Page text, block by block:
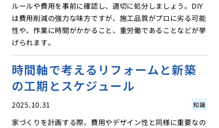
ルールや費用を事前に確認し、適切に処分しましょう。DIY
は費用削減の強力な味方ですが、施工品質がプロに劣る可能
性や、作業に時間がかかること、重労働であることなどが挙
げられます。
時間軸で考えるリフォームと新築
の工期とスケジュール
2025.10.31 知識
家づくりを計画する際、費用やデザイン性と同様に重要なの